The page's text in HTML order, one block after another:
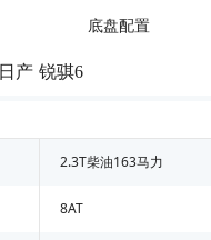
底盘配置
日产 锐骐6
2.3T柴油163马力
8AT